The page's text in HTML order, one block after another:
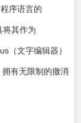
序语言的
将其作为
（文字编辑器）
有无限制的撤消